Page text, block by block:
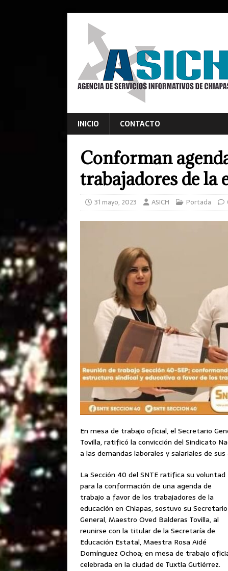
INICIO CONTACTO
Conforman
trabajadores de la
31 mayo, 2023 ASICH Portada
En mesa de trabajo oficial, el Secretario
Tovilla, ratificó la convicción del Sindicato
a las demandas laborales y salariales de sus
La Sección 40 del SNTE ratifica su voluntad
para la conformación de una agenda de
trabajo a favor de los trabajadores de la
educación en Chiapas, sostuvo su Secretario
General, Maestro Oved Balderas Tovilla, al
reunirse con la titular de la Secretaría de
Educación Estatal, Maestra Rosa Aidé
Domínguez Ochoa; en mesa de trabajo
celebrada en la ciudad de Tuxtla Gutiérrez.